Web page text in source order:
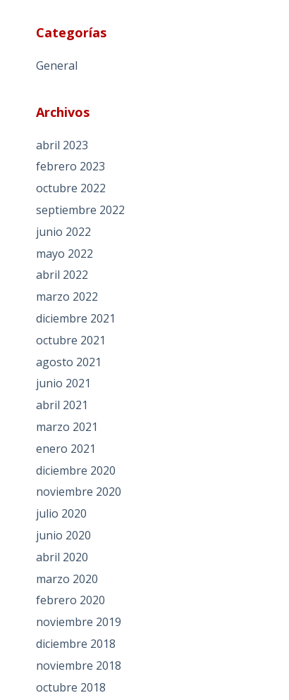
Categorías
General
Archivos
abril 2023
febrero 2023
octubre 2022
septiembre 2022
junio 2022
mayo 2022
abril 2022
marzo 2022
diciembre 2021
octubre 2021
agosto 2021
junio 2021
abril 2021
marzo 2021
enero 2021
diciembre 2020
noviembre 2020
julio 2020
junio 2020
abril 2020
marzo 2020
febrero 2020
noviembre 2019
diciembre 2018
noviembre 2018
octubre 2018